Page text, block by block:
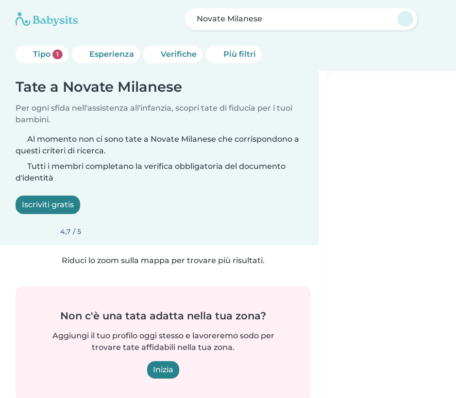
Novate Milanese
Tipo 1 Esperienza Verifiche Più filtri
Tate a Novate Milanese
Per ogni sfida nell'assistenza all'infanzia, scopri tate di fiducia per i tuoi
bambini.
Al momento non ci sono tate a Novate Milanese che corrispondono a
questi criteri di ricerca.
Tutti i membri completano la verifica obbligatoria del documento
d'identità
Iscriviti gratis
4,7 / 5
Riduci lo zoom sulla mappa per trovare più risultati.
Non c'è una tata adatta nella tua zona?
Aggiungi il tuo profilo oggi stesso e lavoreremo sodo per
trovare tate affidabili nella tua zona.
Inizia